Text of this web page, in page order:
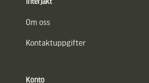
Om oss
Kontaktuppgifter
Konto